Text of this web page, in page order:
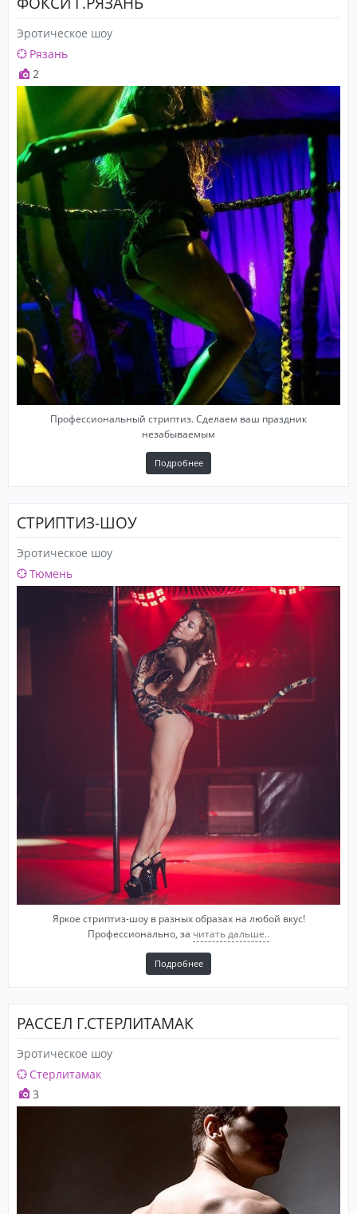
Эротическое шоу
Рязань
2
Профессиональный стриптиз. Сделаем ваш праздник
незабываемым
Подробнее
СТРИПТИЗ-ШОУ
Эротическое шоу
Тюмень
Яркое стриптиз-шоу в разных образах на любой вкус!
Профессионально, за читать дальше..
Подробнее
РАССЕЛ Г.СТЕРЛИТАМАК
Эротическое шоу
Стерлитамак
3